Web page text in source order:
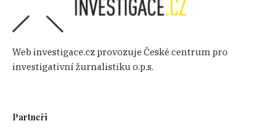
Web investigace.cz provozuje České centrum pro
investigativní žurnalistiku o.p.s.
Partneři